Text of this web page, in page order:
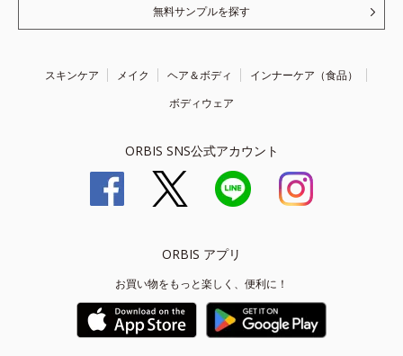
無料サンプルを探す
スキンケア メイク ヘア＆ボディ
インナーケア（食品）
ボディウェア
ORBIS SNS公式アカウント
ORBIS アプリ
お買い物をもっと楽しく、便利に！